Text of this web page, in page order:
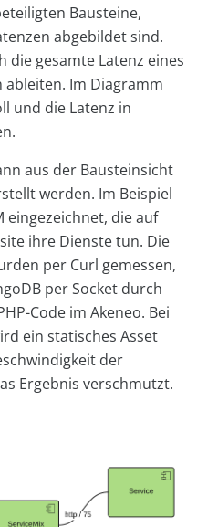
Bausteine,
abgebildet sind.
die gesamte Latenz eines
Im Diagramm
und die Latenz in
aus der Bausteinsicht
werden. Im Beispiel
eingezeichnet, die auf
ihre Dienste tun. Die
per Curl gemessen,
per Socket durch
Code im Akeneo. Bei
ein statisches Asset
der
Ergebnis verschmutzt.